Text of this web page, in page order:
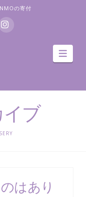
の寄付
ラ
ム
ナ
ビ
シ
ブ
はあり